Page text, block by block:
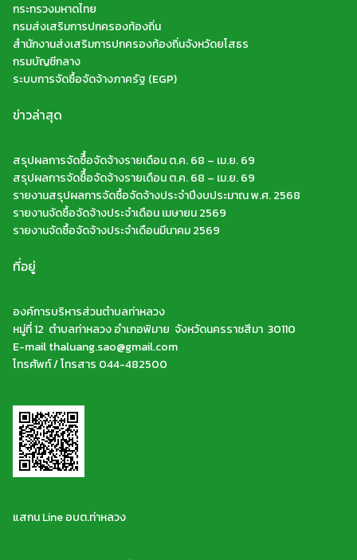
กระทรวงมหาดไทย
กรมส่งเสริมการปกครองท้องถิ่น
สำนักงานส่งเสริมการปกครองท้องถิ่นจังหวัดยโสธร
กรมบัญชีกลาง
ระบบการจัดซื้อจัดจ้างภาครัฐ (EGP)
ข่าวล่าสุด
สรุปผลการจัดซืื้อจัดจ้างรายเดือน ต.ค. 68 – เม.ย. 69
สรุปผลการจัดซืื้อจัดจ้างรายเดือน ต.ค. 68 – เม.ย. 69
รายงานสรุปผลการจัดซื้อจัดจ้างประจำปีงบประมาณ พ.ศ. 2568
รายงานจัดซื้อจัดจ้างประจำเดือน เมษายน 2569
รายงานจัดซื้อจัดจ้างประจำเดือนมีนาคม 2569
ที่อยู่
องค์การบริหารส่วนตำบลท่าหลวง
หมู่ที่ 12 ตำบลท่าหลวง อำเภอพิมาย จังหวัดนครราชสีมา 30110
E-mail thaluang.sao@gmail.com
โทรศัพท์ / โทรสาร 044-482500
แสกน Line อบต.ท่าหลวง